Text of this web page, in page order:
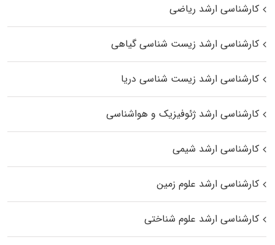
کارشناسی ارشد ریاضی
کارشناسی ارشد زیست‌ شناسی گیاهی
کارشناسی ارشد زیست‌ شناسی دریا
کارشناسی ارشد ژئوفیزیک و هواشناسی
کارشناسی ارشد شیمی
کارشناسی ارشد علوم زمین
کارشناسی ارشد علوم شناختی